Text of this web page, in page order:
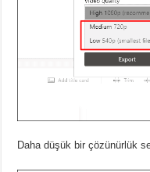
Daha düşük bir çözünürlük